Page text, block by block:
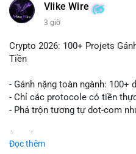
Vlike Wire
3 giờ
Crypto 2026: 100+ Projets
Tiền
- Gánh nặng toàn ngành: 100+
- Chỉ các protocole có tiền
- Phá trộn tương tự dot-com
Đọc thêm